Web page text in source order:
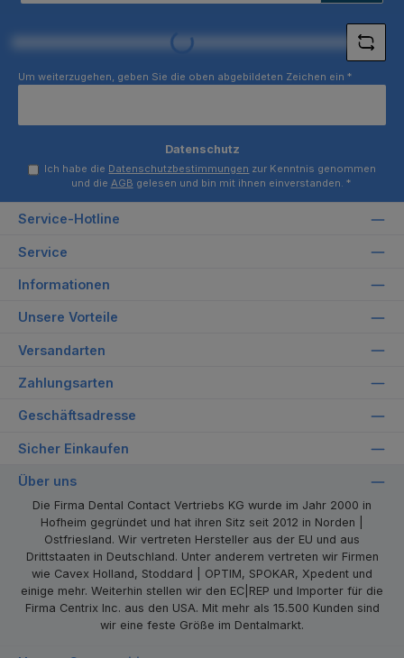
Loading...
Um weiterzugehen, geben Sie die oben abgebildeten Zeichen ein *
Datenschutz
Ich habe die Datenschutzbestimmungen zur Kenntnis genommen
und die AGB gelesen und bin mit ihnen einverstanden. *
Service-Hotline
Service
Informationen
Unsere Vorteile
Versandarten
Zahlungsarten
Geschäftsadresse
Sicher Einkaufen
Über uns
Die Firma Dental Contact Vertriebs KG wurde im Jahr 2000 in
Hofheim gegründet und hat ihren Sitz seit 2012 in Norden |
Ostfriesland. Wir vertreten Hersteller aus der EU und aus
Drittstaaten in Deutschland. Unter anderem vertreten wir Firmen
wie Cavex Holland, Stoddard | OPTIM, SPOKAR, Xpedent und
einige mehr. Weiterhin stellen wir den EC|REP und Importer für die
Firma Centrix Inc. aus den USA. Mit mehr als 15.500 Kunden sind
wir eine feste Größe im Dentalmarkt.